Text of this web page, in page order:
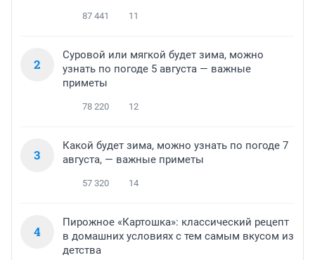
87 441 11
2
Суровой или мягкой будет зима, можно
узнать по погоде 5 августа — важные
приметы
78 220 12
3
Какой будет зима, можно узнать по погоде 7
августа, — важные приметы
57 320 14
4
Пирожное «Картошка»: классический рецепт
в домашних условиях с тем самым вкусом из
детства